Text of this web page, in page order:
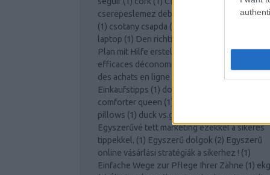
cserepeslemez debrecen
csontvelő
(1) csotany csapda (
laptop (1) Den richtigen Internet-Marketing-
Plan mit Hilfe erstellen
Des moyens
efficaces déconomiser de largent en faisant
des achats en ligne
Die Online-
Einkaufstipps (1) down comforter
comforter queen (1)
pillows (1) duck vs.goose
Egyszerűvé tett marketing ezekkel a sikeres
tippekkel. (1) Egyszerű dolgok (2) Egyszerű
online vásárlási stratégiák a sikerhez ! (1)
Einfache Wege zur Pflege Ihrer Zähne (1) ekg